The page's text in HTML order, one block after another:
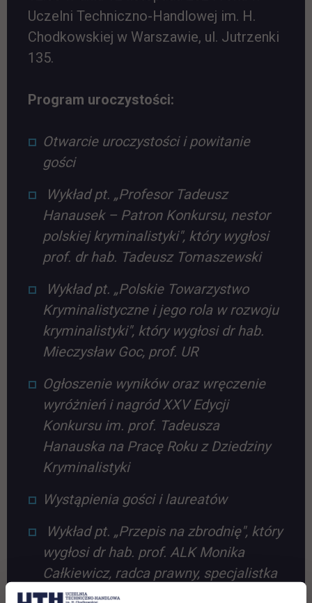
Uczelni Techniczno-Handlowej im. H.
Chodkowskiej w Warszawie, ul. Jutrzenki
135.
Program uroczystości:
Otwarcie uroczystości i powitanie
gości
Wykład pt. „Profesor Tadeusz
Hanausek – Patron Konkursu, nestor
polskiej kryminalistyki", który wygłosi
prof. dr hab. Tadeusz Tomaszewski
Wykład pt. „Polskie Towarzystwo
Kryminalistyczne i jego rola w rozwoju
kryminalistyki", który wygłosi dr hab.
Mieczysław Goc, prof. UR
Ogłoszenie wyników oraz wręczenie
wyróżnień i nagród XXV Edycji
Konkursu im. prof. Tadeusza
Hanauska na Pracę Roku z Dziedziny
Kryminalistyki
Wystąpienia gości i laureatów
Wykład pt. „Przepis na zbrodnię", który
wygłosi dr hab. prof. ALK Monika
Całkiewicz, radca prawny, specjalistka
w zakresie prawa karnego,